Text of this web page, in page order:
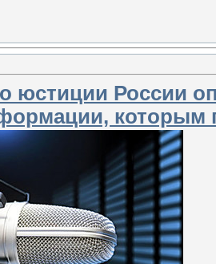
юстиции России
которым